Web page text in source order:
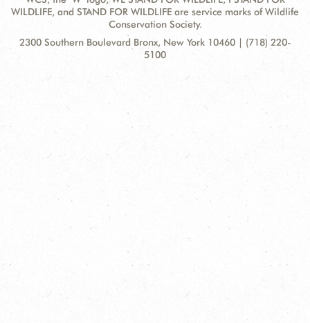
WILDLIFE, and STAND FOR WILDLIFE are service marks of Wildlife
Conservation Society.
Contact
Address:
2300 Southern Boulevard Bronx, New York 10460 | (718) 220-
5100